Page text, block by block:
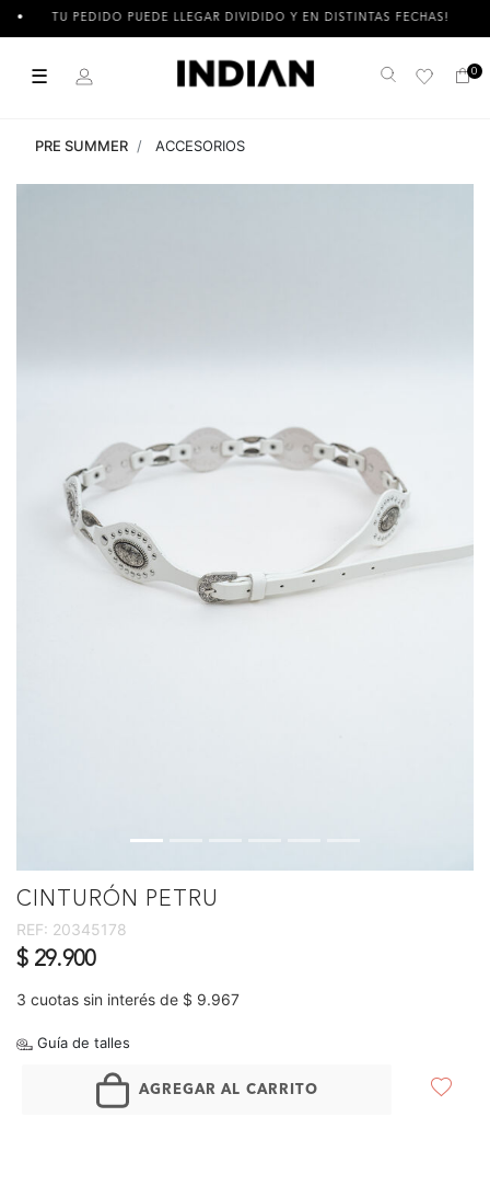
TU PEDIDO PUEDE LLEGAR DIVIDIDO Y EN DISTINTAS FECHAS!
☰ Buscar 0
PRE SUMMER ACCESORIOS
CINTURÓN PETRU
REF: 20345178
$ 29.900
3 cuotas sin interés de $ 9.967
Guía de talles
AGREGAR AL CARRITO